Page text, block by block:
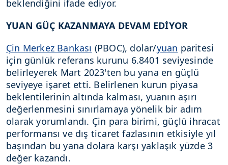
beklendiğini ifade ediyor.
YUAN GÜÇ KAZANMAYA DEVAM EDİYOR
Çin Merkez Bankası (PBOC), dolar/yuan paritesi
için günlük referans kurunu 6.8401 seviyesinde
belirleyerek Mart 2023'ten bu yana en güçlü
seviyeye işaret etti. Belirlenen kurun piyasa
beklentilerinin altında kalması, yuanın aşırı
değerlenmesini sınırlamaya yönelik bir adım
olarak yorumlandı. Çin para birimi, güçlü ihracat
performansı ve dış ticaret fazlasının etkisiyle yıl
başından bu yana dolara karşı yaklaşık yüzde 3
değer kazandı.